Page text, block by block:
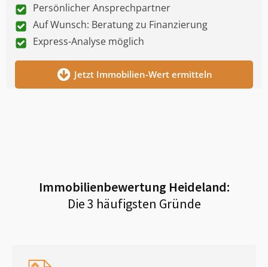
Persönlicher Ansprechpartner
Auf Wunsch: Beratung zu Finanzierung
Express-Analyse möglich
Jetzt Immobilien-Wert ermitteln
Immobilienbewertung Heideland:
Die 3 häufigsten Gründe